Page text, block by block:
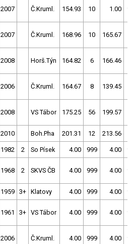
2007 Č.Kruml. 154.93 10 1.00
2007 Č.Kruml. 168.96 10 165.67
2008 Horš.Týn 164.82 6 166.46
2006 Č.Kruml. 164.67 8 139.45
2008 VS Tábor 175.25 56 199.57
2010 Boh.Pha 201.31 12 213.56
1982 2 So Písek 4.00 999 4.00
1968 2 SKVS ČB 4.00 999 4.00
1959 3+ Klatovy 4.00 999 4.00
1961 3+ VS Tábor 4.00 999 4.00
2006 Č.Kruml. 4.00 999 4.00